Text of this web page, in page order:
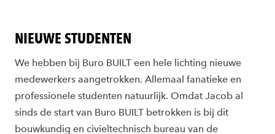
NIEUWE STUDENTEN
We hebben bij Buro BUILT een hele lichting nieuwe
medewerkers aangetrokken. Allemaal fanatieke en
professionele studenten natuurlijk. Omdat Jacob al
sinds de start van Buro BUILT betrokken is bij dit
bouwkundig en civieltechnisch bureau van de